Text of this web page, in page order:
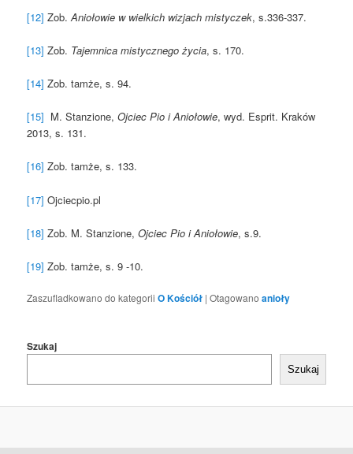
[12] Zob.Aniołowie w wielkich wizjach mistyczek, s.336-337.
[13] Zob. Tajemnica mistycznego życia, s. 170.
[14] Zob. tamże, s. 94.
[15] M. Stanzione,Ojciec Pio i Aniołowie, wyd. Esprit. Kraków
2013, s. 131.
[16] Zob. tamże, s. 133.
[17] Ojciecpio.pl
[18] Zob. M. Stanzione,Ojciec Pio i Aniołowie, s.9.
[19] Zob. tamże, s. 9 -10.
Zaszufladkowano do kategorii O Kościół |Otagowano anioły
Szukaj
Szukaj